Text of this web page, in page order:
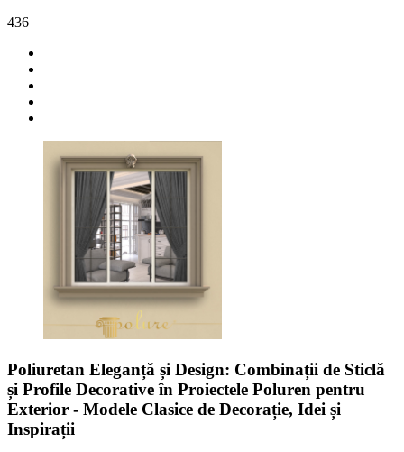
436
Poliuretan Eleganță și Design: Combinații de Sticlă
și Profile Decorative în Proiectele Poluren pentru
Exterior - Modele Clasice de Decorație, Idei și
Inspirații